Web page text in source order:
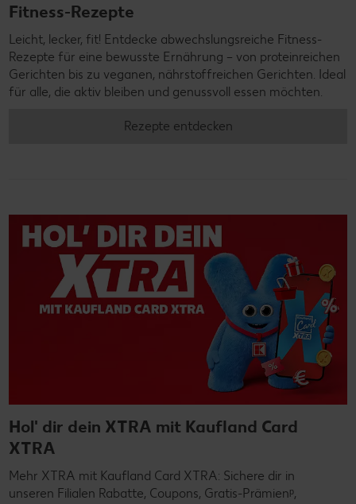
Fitness-Rezepte
Leicht, lecker, fit! Entdecke abwechslungsreiche Fitness-
Rezepte für eine bewusste Ernährung – von proteinreichen
Gerichten bis zu veganen, nährstoffreichen Gerichten. Ideal
für alle, die aktiv bleiben und genussvoll essen möchten.
Rezepte entdecken
Hol' dir dein XTRA mit Kaufland Card
XTRA
Mehr XTRA mit Kaufland Card XTRA: Sichere dir in
unseren Filialen Rabatte, Coupons, Gratis-Prämienᵖ,